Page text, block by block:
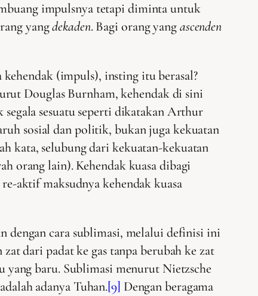
impulsnya tetapi diminta untuk
yangdekaden. Bagi orang yangascenden
(impuls), insting itu berasal?
Douglas Burnham, kehendak di sini
sesuatu seperti dikatakan Arthur
sosial dan politik, bukan juga kekuatan
kata, selubung dari kekuatan-kekuatan
orang lain). Kehendak kuasa dibagi
aktif maksudnya kehendak kuasa
dengan cara sublimasi, melalui definisi ini
dari padat ke gas tanpa berubah ke zat
yang baru. Sublimasi menurut Nietzsche
adanya Tuhan.[9] Dengan beragama